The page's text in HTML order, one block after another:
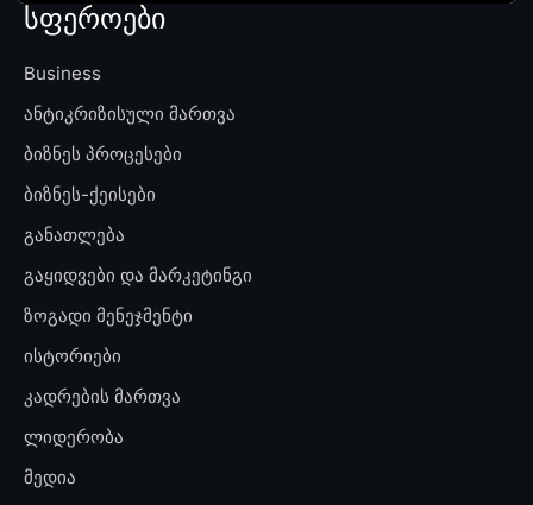
სფეროები
Business
ანტიკრიზისული მართვა
ბიზნეს პროცესები
ბიზნეს-ქეისები
განათლება
გაყიდვები და მარკეტინგი
ზოგადი მენეჯმენტი
ისტორიები
კადრების მართვა
ლიდერობა
მედია